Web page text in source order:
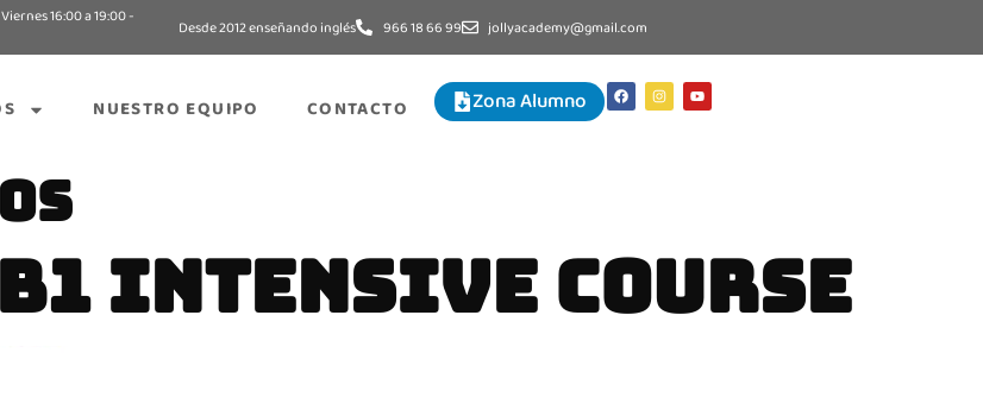
16:00 a 19:00 -
Desde 2012 enseñando inglés 966 18 66 99 jollyacademy@gmail.com
NUESTRO EQUIPO CONTACTO Zona Alumno
INTENSIVE COURSE